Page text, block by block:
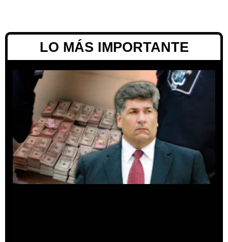
LO MÁS IMPORTANTE